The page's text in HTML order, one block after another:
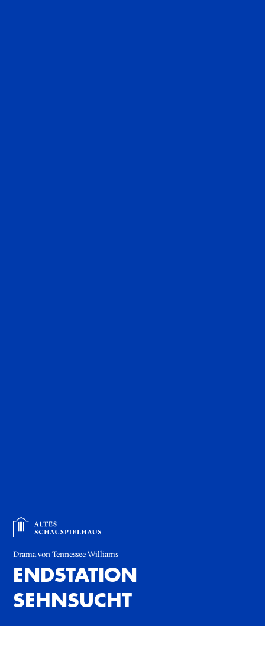
Drama von Tennessee Williams
ENDSTATION
SEHNSUCHT